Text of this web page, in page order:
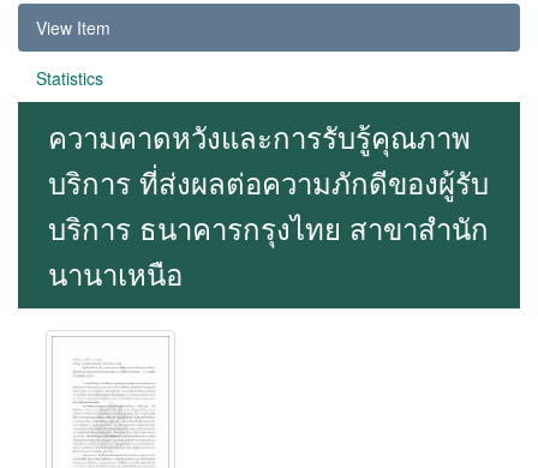
View Item
Statistics
ความคาดหวังและการรับรู้คุณภาพ
บริการ ที่ส่งผลต่อความภักดีของผู้รับ
บริการ ธนาคารกรุงไทย สาขาสำนัก
นานาเหนือ